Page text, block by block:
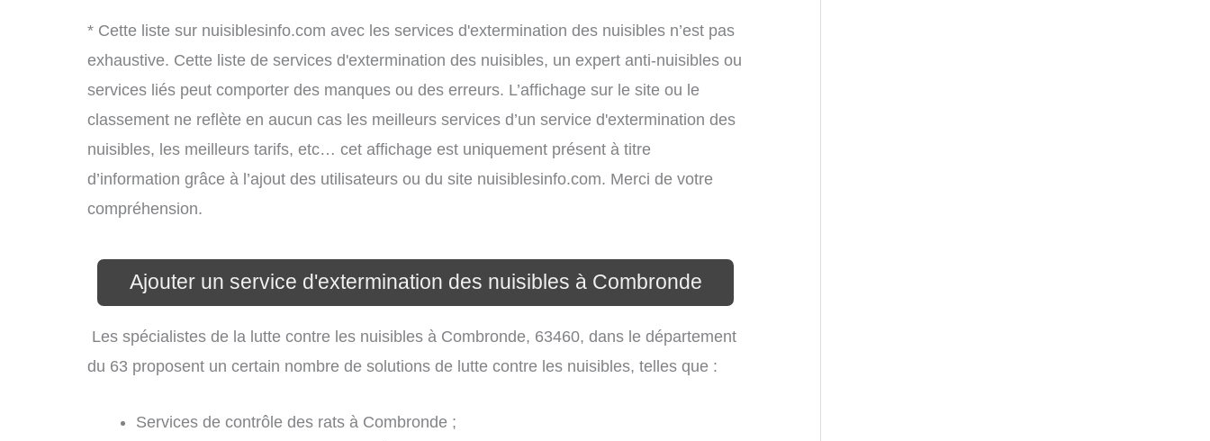
* Cette liste sur nuisiblesinfo.com avec les services d'extermination des nuisibles n’est pas
exhaustive. Cette liste de services d'extermination des nuisibles, un expert anti-nuisibles ou
services liés peut comporter des manques ou des erreurs. L’affichage sur le site ou le
classement ne reflète en aucun cas les meilleurs services d’un service d'extermination des
nuisibles, les meilleurs tarifs, etc… cet affichage est uniquement présent à titre
d’information grâce à l’ajout des utilisateurs ou du site nuisiblesinfo.com. Merci de votre
compréhension.
Ajouter un service d'extermination des nuisibles à Combronde
Les spécialistes de la lutte contre les nuisibles à Combronde, 63460, dans le département
du 63 proposent un certain nombre de solutions de lutte contre les nuisibles, telles que :
Services de contrôle des rats à Combronde ;